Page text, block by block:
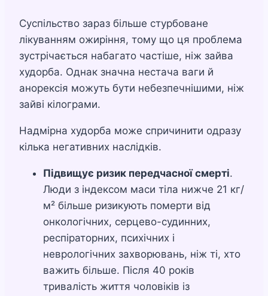
Суспільство зараз більше стурбоване
лікуванням ожиріння, тому що ця проблема
зустрічається набагато частіше, ніж зайва
худорба. Однак значна нестача ваги й
анорексія можуть бути небезпечнішими, ніж
зайві кілограми.
Надмірна худорба може спричинити одразу
кілька негативних наслідків.
Підвищує ризик передчасної смерті.
Люди з індексом маси тіла нижче 21 кг/
м² більше ризикують померти від
онкологічних, серцево-судинних,
респіраторних, психічних і
неврологічних захворювань, ніж ті, хто
важить більше. Після 40 років
тривалість життя чоловіків із